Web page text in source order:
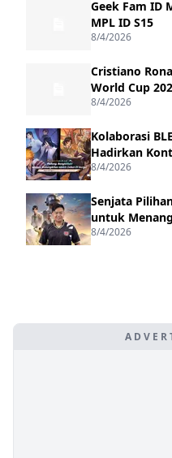
Geek Fam ID
MPL ID S15
8/4/2026
Cristiano
World Cup
8/4/2026
Kolaborasi
Hadirkan
8/4/2026
Senjata
untuk Menang
8/4/2026